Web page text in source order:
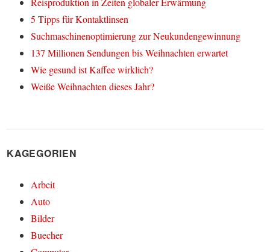
5 Tipps für Kontaktlinsen
Suchmaschinenoptimierung zur Neukundengewinnung
137 Millionen Sendungen bis Weihnachten erwartet
Wie gesund ist Kaffee wirklich?
Weiße Weihnachten dieses Jahr?
KAGEGORIEN
Arbeit
Auto
Bilder
Buecher